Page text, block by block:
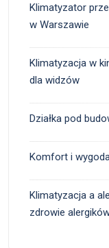
Klimatyzator
w Warszawie
Klimatyzacja w
dla widzów
Działka pod
Komfort i
Klimatyzacja a
zdrowie